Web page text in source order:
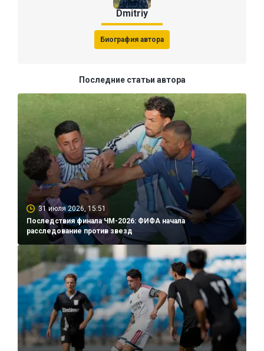
Dmitriy
Биография автора
Последние статьи автора
31 июля 2026, 15:51
Последствия финала ЧМ-2026: ФИФА начала
расследование против звезд